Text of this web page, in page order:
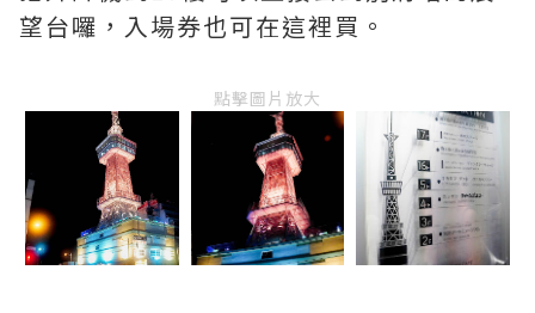
望台囉，入場券也可在這裡買。
點擊圖片放大